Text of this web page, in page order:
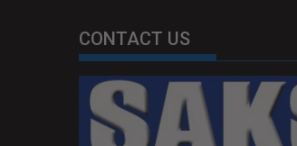
CONTACT US